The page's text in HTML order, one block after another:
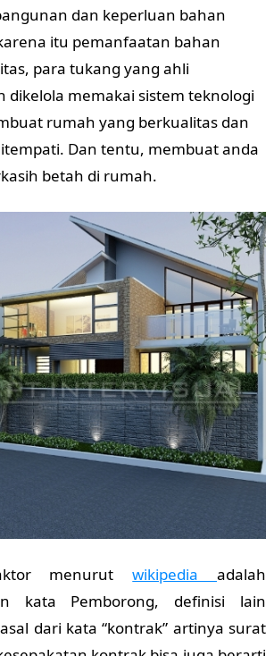
dan keperluan bahan
itu pemanfaatan bahan
para tukang yang ahli
dikelola memakai sistem teknologi
rumah yang berkualitas dan
Dan tentu, membuat anda
betah di rumah.
menurutwikipediaadalah
kata Pemborong, definisi lain
dari kata “kontrak” artinya surat